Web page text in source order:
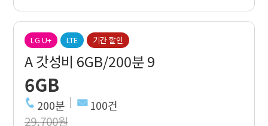
LG U+ LTE 기간 할인
A 갓성비 6GB/200분 9
6GB
200분 100건
29,700원